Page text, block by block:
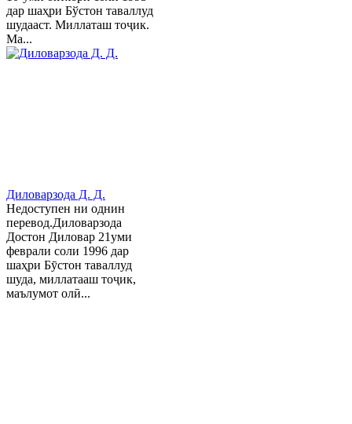
дар шаҳри Бўстон таваллуд
шудааст. Миллаташ тоҷик.
Ма...
Диловарзода Д. Д.
Недоступен ни однин
перевод.Диловарзода
Достон Диловар 21уми
феврали соли 1996 дар
шаҳри Бӯстон таваллуд
шуда, миллатааш тоҷик,
маълумот олӣ...